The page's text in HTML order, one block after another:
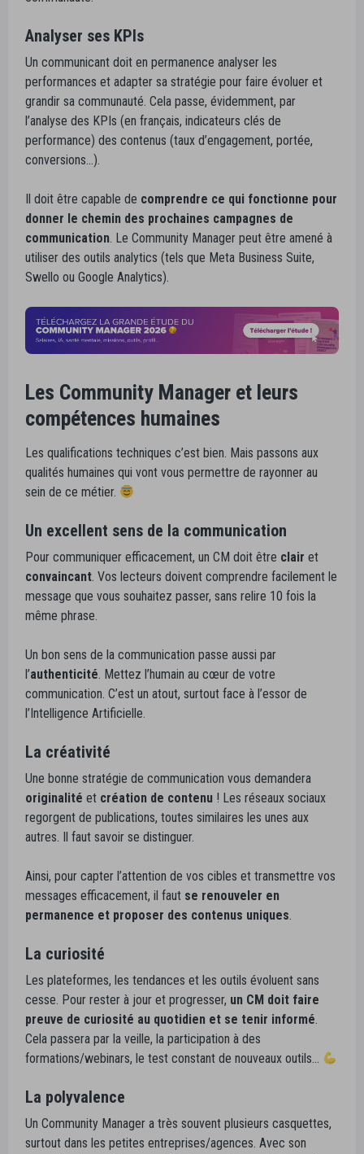
Analyser ses KPIs
Un communicant doit en permanence analyser les
performances et adapter sa stratégie pour faire évoluer et
grandir sa communauté. Cela passe, évidemment, par
l’analyse des KPIs (en français, indicateurs clés de
performance) des contenus (taux d’engagement, portée,
conversions…).
Il doit être capable de comprendre ce qui fonctionne pour
donner le chemin des prochaines campagnes de
communication . Le Community Manager peut être amené à
utiliser des outils analytics (tels que Meta Business Suite,
Swello ou Google Analytics).
Les Community Manager et leurs
compétences humaines
Les qualifications techniques c’est bien. Mais passons aux
qualités humaines qui vont vous permettre de rayonner au
sein de ce métier.
Un excellent sens de la communication
Pour communiquer efficacement, un CM doit être clair et
convaincant. Vos lecteurs doivent comprendre facilement le
message que vous souhaitez passer, sans relire 10 fois la
même phrase.
Un bon sens de la communication passe aussi par
l’authenticité. Mettez l’humain au cœur de votre
communication. C’est un atout, surtout face à l’essor de
l’Intelligence Artificielle.
La créativité
Une bonne stratégie de communication vous demandera
originalité et création de contenu ! Les réseaux sociaux
regorgent de publications, toutes similaires les unes aux
autres. Il faut savoir se distinguer.
Ainsi, pour capter l’attention de vos cibles et transmettre vos
messages efficacement, il faut se renouveler en
permanence et proposer des contenus uniques.
La curiosité
Les plateformes, les tendances et les outils évoluent sans
cesse. Pour rester à jour et progresser, un CM doit faire
preuve de curiosité au quotidien et se tenir informé.
Cela passera par la veille, la participation à des
formations/webinars, le test constant de nouveaux outils…
La polyvalence
Un Community Manager a très souvent plusieurs casquettes,
surtout dans les petites entreprises/agences. Avec son